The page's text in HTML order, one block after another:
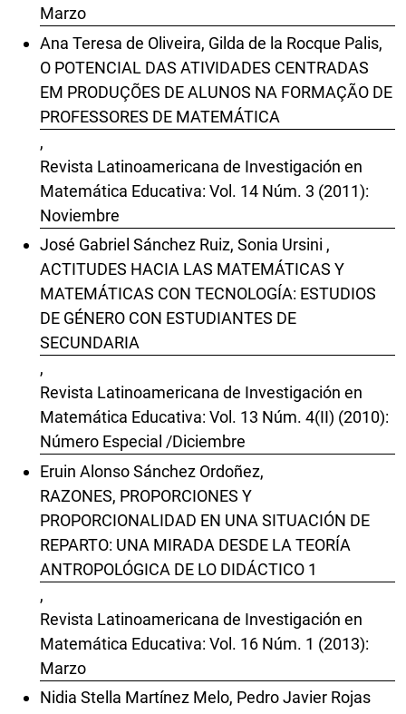
Marzo
Ana Teresa de Oliveira, Gilda de la Rocque Palis,
O POTENCIAL DAS ATIVIDADES CENTRADAS
EM PRODUÇÕES DE ALUNOS NA FORMAÇÃO DE
PROFESSORES DE MATEMÁTICA
,
Revista Latinoamericana de Investigación en
Matemática Educativa: Vol. 14 Núm. 3 (2011):
Noviembre
José Gabriel Sánchez Ruiz, Sonia Ursini ,
ACTITUDES HACIA LAS MATEMÁTICAS Y
MATEMÁTICAS CON TECNOLOGÍA: ESTUDIOS
DE GÉNERO CON ESTUDIANTES DE
SECUNDARIA
,
Revista Latinoamericana de Investigación en
Matemática Educativa: Vol. 13 Núm. 4(II) (2010):
Número Especial /Diciembre
Eruin Alonso Sánchez Ordoñez,
RAZONES, PROPORCIONES Y
PROPORCIONALIDAD EN UNA SITUACIÓN DE
REPARTO: UNA MIRADA DESDE LA TEORÍA
ANTROPOLÓGICA DE LO DIDÁCTICO 1
,
Revista Latinoamericana de Investigación en
Matemática Educativa: Vol. 16 Núm. 1 (2013):
Marzo
Nidia Stella Martínez Melo, Pedro Javier Rojas